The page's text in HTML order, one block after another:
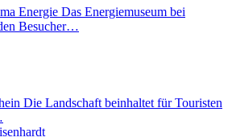
Energie Das Energiemuseum bei
Besucher…
Die Landschaft beinhaltet für Touristen